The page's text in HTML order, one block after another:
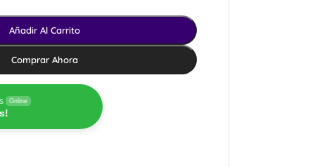
Añadir Al Carrito
Comprar Ahora
Online